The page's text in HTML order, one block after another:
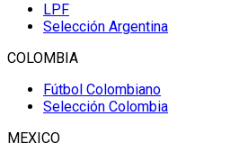
LPF
Selección Argentina
COLOMBIA
Fútbol Colombiano
Selección Colombia
MEXICO